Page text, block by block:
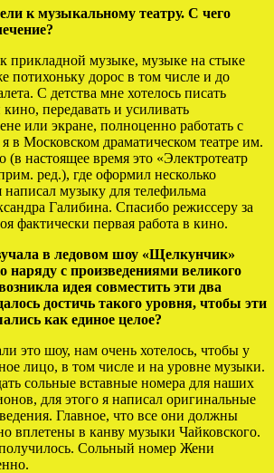
к музыкальному театру. С чего
прикладной музыке, музыке на стыке
потихоньку дорос в том числе и до
С детства мне хотелось писать
передавать и усиливать
или экране, полноценно работать с
в Московском драматическом театре им.
(в настоящее время это «Электротеатр
ред.), где оформил несколько
написал музыку для телефильма
Галибина. Спасибо режиссеру за
фактически первая работа в кино.
в ледовом шоу «Щелкунчик»
с произведениями великого
идея совместить эти два
достичь такого уровня, чтобы эти
как единое целое?
это шоу, нам очень хотелось, чтобы у
лицо, в том числе и на уровне музыки.
сольные вставные номера для наших
для этого я написал оригинальные
Главное, что все они должны
вплетены в канву музыки Чайковского.
Сольный номер Жени